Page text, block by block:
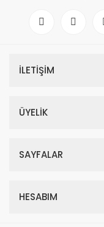
İLETİŞİM
ÜYELİK
SAYFALAR
HESABIM